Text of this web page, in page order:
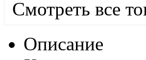
Смотреть все
Описание